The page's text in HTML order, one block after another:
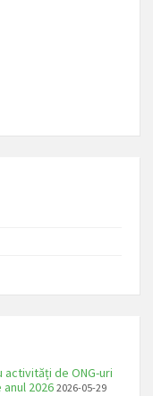
de ONG-uri
2026 2026-05-29